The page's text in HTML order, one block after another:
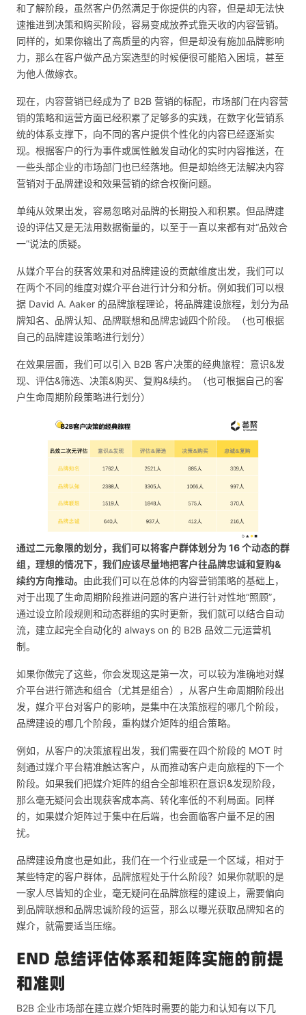
和了解阶段，虽然客户仍然满足于你提供的内容，但是却无法快
速推进到决策和购买阶段，容易变成放养式靠天收的内容营销。
同样的，如果你输出了高质量的内容，但是却没有施加品牌影响
力，那么在客户做产品方案选型的时候便很可能陷入困境，甚至
为他人做嫁衣。
现在，内容营销已经成为了 B2B 营销的标配，市场部门在内容营
销的策略和运营方面已经积累了足够多的实践，在数字化营销系
统的体系支撑下，向不同的客户提供个性化的内容已经逐渐实
现。根据客户的行为事件或属性触发自动化的实时内容推送，在
一些头部企业的市场部门也已经落地。但是却始终无法解决内容
营销对于品牌建设和效果营销的综合权衡问题。
单纯从效果出发，容易忽略对品牌的长期投入和积累。但品牌建
设的评估又是无法用数据衡量的，以至于一直以来都有对“品效合
一”说法的质疑。
从媒介平台的获客效果和对品牌建设的贡献维度出发，我们可以
在两个不同的维度对媒介平台进行计分和分析。例如我们可以根
据 David A. Aaker 的品牌旅程理论，将品牌建设旅程，划分为品
牌知名、品牌认知、品牌联想和品牌忠诚四个阶段。（也可根据
自己的品牌建设策略进行划分）
在效果层面，我们可以引入 B2B 客户决策的经典旅程：意识&发
现、评估&筛选、决策&购买、复购&续约。（也可根据自己的客
户生命周期阶段策略进行划分）
通过二元象限的划分，我们可以将客户群体划分为 16 个动态的群
组，理想的情况下，我们应该尽量地把客户往品牌忠诚和复购&
续约方向推动。 由此我们可以在总体的内容营销策略的基础上，
对于出现了生命周期阶段推进问题的客户进行针对性地“照顾”，
通过设立阶段规则和动态群组的实时更新，我们就可以结合自动
流，建立起完全自动化的 always on 的 B2B 品效二元运营机
制。
如果你做完了这些，你会发现这是第一次，可以较为准确地对媒
介平台进行筛选和组合（尤其是组合），从客户生命周期阶段出
发，媒介平台对客户的影响，是集中在决策旅程的哪几个阶段，
品牌建设的哪几个阶段，重构媒介矩阵的组合策略。
例如，从客户的决策旅程出发，我们需要在四个阶段的 MOT 时
刻通过媒介平台精准触达客户，从而推动客户走向旅程的下一个
阶段。如果我们把媒介矩阵的组合全部堆积在意识&发现阶段，
那么毫无疑问会出现获客成本高、转化率低的不利局面。同样
的，如果媒介矩阵过于集中在后端，也会面临客户量不足的困
扰。
品牌建设角度也是如此，我们在一个行业或是一个区域，相对于
某些特定的客户群体，品牌旅程处于什么阶段？如果你就职的是
一家人尽皆知的企业，毫无疑问在品牌旅程的建设上，需要偏向
到品牌联想和品牌忠诚阶段的运营，那么以曝光获取品牌知名的
媒介，就需要适当压缩。
END 总结评估体系和矩阵实施的前提
和准则
B2B 企业市场部在建立媒介矩阵时需要的能力和认知有以下几